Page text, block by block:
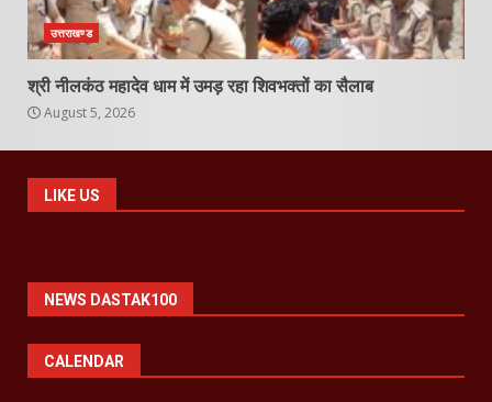
उत्तराखण्ड
श्री नीलकंठ महादेव धाम में उमड़ रहा शिवभक्तों का सैलाब
August 5, 2026
LIKE US
NEWS DASTAK100
CALENDAR